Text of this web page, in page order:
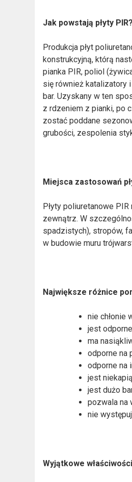
Jak powstają płyty PIR?
Produkcja płyt
konstrukcyjną, którą
pianka PIR, poliol
się również katalizatory
bar. Uzyskany w ten
z rdzeniem z pianki, po
zostać poddane
grubości, zespolenia
Miejsca zastosowań
Płyty poliuretanowe
zewnątrz. W
spadzistych), stropów,
w budowie muru
Największe różnice
nie chłonie
jest
ma
odporne na
odporne na
jest
jest dużo
pozwala na
nie
Wyjątkowe